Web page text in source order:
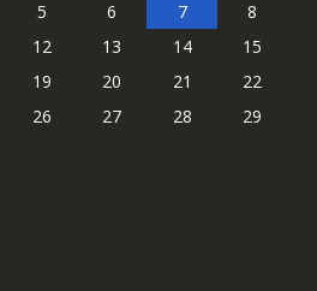
5 6 7
8
12 13 14
15
19 20 21
22
26 27 28
29